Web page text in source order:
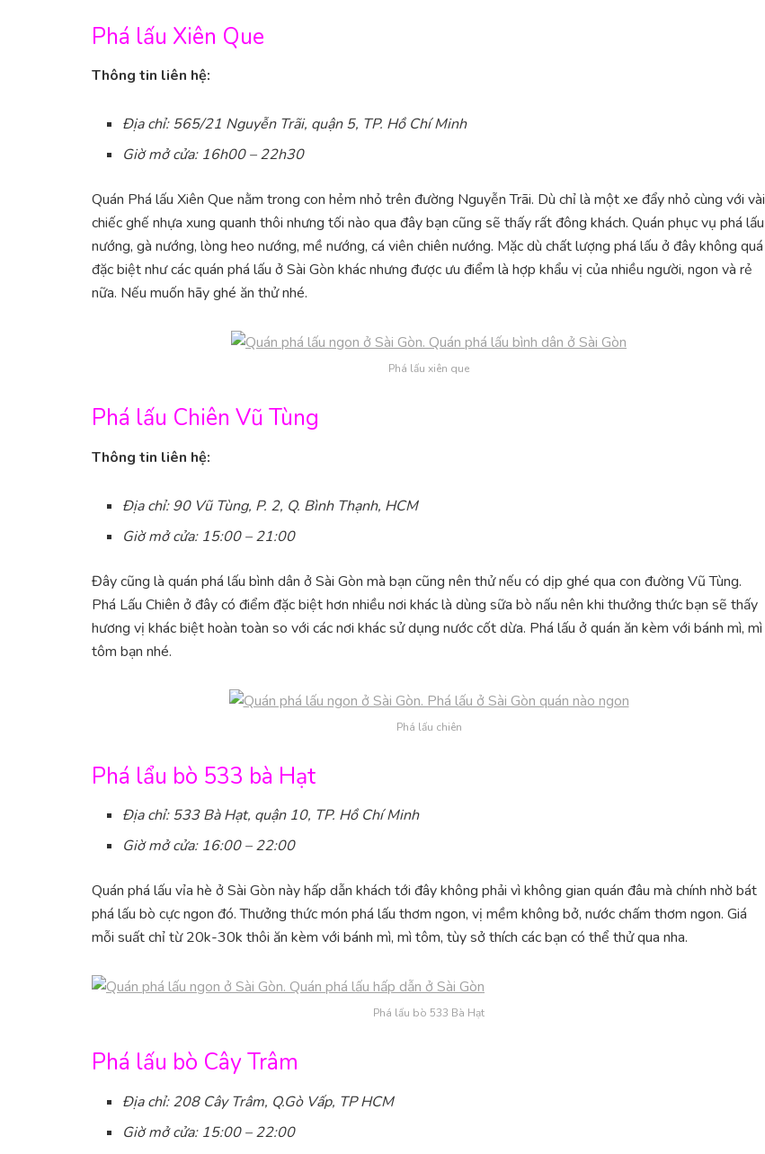
Phá lấu Xiên Que
Thông tin liên hệ:
Địa chỉ: 565/21 Nguyễn Trãi, quận 5, TP. Hồ Chí Minh
Giờ mở cửa: 16h00 – 22h30
Quán Phá lấu Xiên Que nằm trong con hẻm nhỏ trên đường Nguyễn Trãi. Dù chỉ là một xe đẩy nhỏ cùng với vài
chiếc ghế nhựa xung quanh thôi nhưng tối nào qua đây bạn cũng sẽ thấy rất đông khách. Quán phục vụ phá lấu
nướng, gà nướng, lòng heo nướng, mề nướng, cá viên chiên nướng. Mặc dù chất lượng phá lấu ở đây không quá
đặc biệt như các quán phá lấu ở Sài Gòn khác nhưng được ưu điểm là hợp khẩu vị của nhiều người, ngon và rẻ
nữa. Nếu muốn hãy ghé ăn thử nhé.
Phá lấu xiên que
Phá lấu Chiên Vũ Tùng
Thông tin liên hệ:
Địa chỉ: 90 Vũ Tùng, P. 2, Q. Bình Thạnh, HCM
Giờ mở cửa: 15:00 – 21:00
Đây cũng là quán phá lấu bình dân ở Sài Gòn mà bạn cũng nên thử nếu có dịp ghé qua con đường Vũ Tùng.
Phá Lấu Chiên ở đây có điểm đặc biệt hơn nhiều nơi khác là dùng sữa bò nấu nên khi thưởng thức bạn sẽ thấy
hương vị khác biệt hoàn toàn so với các nơi khác sử dụng nước cốt dừa. Phá lấu ở quán ăn kèm với bánh mì, mì
tôm bạn nhé.
Phá lấu chiên
Phá lẩu bò 533 bà Hạt
Địa chỉ: 533 Bà Hạt, quận 10, TP. Hồ Chí Minh
Giờ mở cửa: 16:00 – 22:00
Quán phá lấu vỉa hè ở Sài Gòn này hấp dẫn khách tới đây không phải vì không gian quán đâu mà chính nhờ bát
phá lấu bò cực ngon đó. Thưởng thức món phá lấu thơm ngon, vị mềm không bở, nước chấm thơm ngon. Giá
mỗi suất chỉ từ 20k-30k thôi ăn kèm với bánh mì, mì tôm, tùy sở thích các bạn có thể thử qua nha.
Phá lấu bò 533 Bà Hạt
Phá lấu bò Cây Trâm
Địa chỉ: 208 Cây Trâm, Q.Gò Vấp, TP HCM
Giờ mở cửa: 15:00 – 22:00